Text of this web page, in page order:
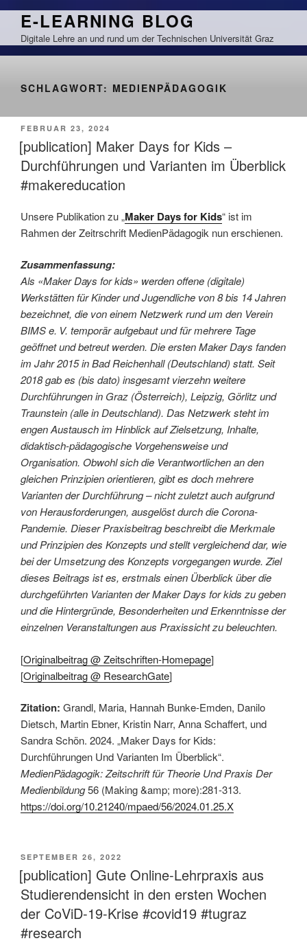
Zum
springen
E-LEARNING BLOG
Digitale Lehre an und rund um der Technischen Universität Graz
SCHLAGWORT: MEDIENPÄDAGOGIK
VERÖFFENTLICHT
AM
FEBRUAR 23, 2024
[publication] Maker Days for Kids –
Durchführungen und Varianten im Überblick
#makereducation
Unsere Publikation zu „Maker Days for Kids“ ist im
Rahmen der Zeitrschrift MedienPädagogik nun erschienen.
Zusammenfassung:
Als «Maker Days for kids» werden offene (digitale)
Werkstätten für Kinder und Jugendliche von 8 bis 14 Jahren
bezeichnet, die von einem Netzwerk rund um den Verein
BIMS e. V. temporär aufgebaut und für mehrere Tage
geöffnet und betreut werden. Die ersten Maker Days fanden
im Jahr 2015 in Bad Reichenhall (Deutschland) statt. Seit
2018 gab es (bis dato) insgesamt vierzehn weitere
Durchführungen in Graz (Österreich), Leipzig, Görlitz und
Traunstein (alle in Deutschland). Das Netzwerk steht im
engen Austausch im Hinblick auf Zielsetzung, Inhalte,
didaktisch-pädagogische Vorgehensweise und
Organisation. Obwohl sich die Verantwortlichen an den
gleichen Prinzipien orientieren, gibt es doch mehrere
Varianten der Durchführung – nicht zuletzt auch aufgrund
von Herausforderungen, ausgelöst durch die Corona-
Pandemie. Dieser Praxisbeitrag beschreibt die Merkmale
und Prinzipien des Konzepts und stellt vergleichend dar, wie
bei der Umsetzung des Konzepts vorgegangen wurde. Ziel
dieses Beitrags ist es, erstmals einen Überblick über die
durchgeführten Varianten der Maker Days for kids zu geben
und die Hintergründe, Besonderheiten und Erkenntnisse der
einzelnen Veranstaltungen aus Praxissicht zu beleuchten.
[Originalbeitrag @ Zeitschriften-Homepage]
[Originalbeitrag @ ResearchGate]
Zitation: Grandl, Maria, Hannah Bunke-Emden, Danilo
Dietsch, Martin Ebner, Kristin Narr, Anna Schaffert, und
Sandra Schön. 2024. „Maker Days for Kids:
Durchführungen Und Varianten Im Überblick“.
MedienPädagogik: Zeitschrift für Theorie Und Praxis Der
Medienbildung56 (Making &amp; more):281-313.
https://doi.org/10.21240/mpaed/56/2024.01.25.X
VERÖFFENTLICHT
AM
SEPTEMBER 26, 2022
[publication] Gute Online-Lehrpraxis aus
Studierendensicht in den ersten Wochen
der CoViD-19-Krise #covid19 #tugraz
#research